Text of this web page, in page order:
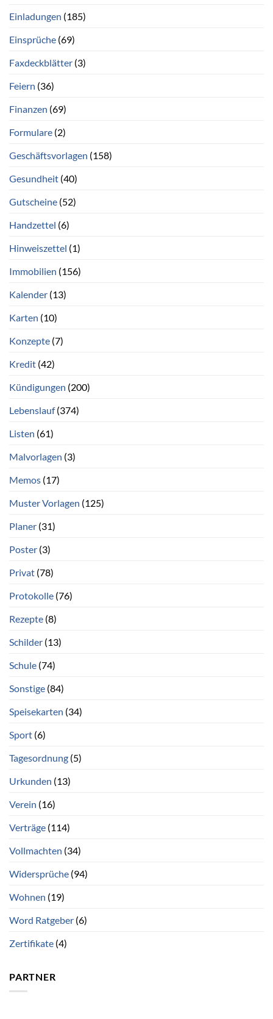
Einladungen (185)
Einsprüche (69)
Faxdeckblätter (3)
Feiern (36)
Finanzen (69)
Formulare (2)
Geschäftsvorlagen (158)
Gesundheit (40)
Gutscheine (52)
Handzettel (6)
Hinweiszettel (1)
Immobilien (156)
Kalender (13)
Karten (10)
Konzepte (7)
Kredit (42)
Kündigungen (200)
Lebenslauf(374)
Listen (61)
Malvorlagen (3)
Memos (17)
Muster Vorlagen (125)
Planer (31)
Poster (3)
Privat (78)
Protokolle (76)
Rezepte (8)
Schilder (13)
Schule (74)
Sonstige (84)
Speisekarten (34)
Sport (6)
Tagesordnung (5)
Urkunden (13)
Verein (16)
Verträge (114)
Vollmachten (34)
Widersprüche (94)
Wohnen (19)
Word Ratgeber (6)
Zertifikate (4)
PARTNER